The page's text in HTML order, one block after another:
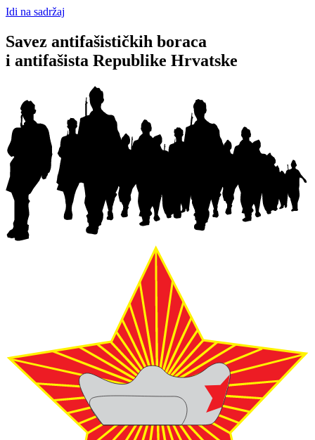
Idi na sadržaj
Savez antifašističkih boraca
i antifašista Republike Hrvatske